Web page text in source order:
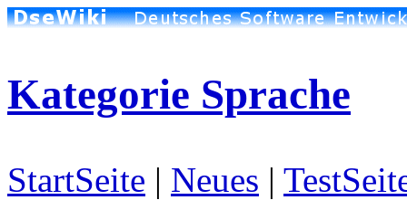
Kategorie Sprache
StartSeite | Neues |